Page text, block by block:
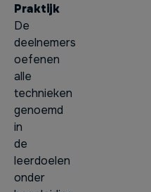
Praktijk
De
deelnemers
oefenen
alle
technieken
genoemd
in
de
leerdoelen
onder